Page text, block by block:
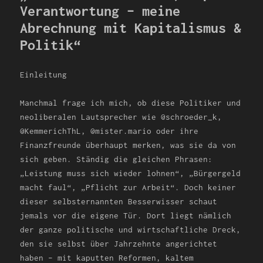
Verantwortung – meine
Abrechnung mit Kapitalismus &
Politik“
Einleitung
Manchmal frage ich mich, ob diese Politiker und
neoliberalen Lautsprecher wie @schroeder_k,
@KemmerichThL, @mister.mario oder ihre
Finanzfreunde überhaupt merken, was sie da von
sich geben. Ständig die gleichen Phrasen:
„Leistung muss sich wieder lohnen“, „Bürgergeld
macht faul“, „Pflicht zur Arbeit“. Doch keiner
dieser selbsternannten Besserwisser schaut
jemals vor die eigene Tür. Dort liegt nämlich
der ganze politische und wirtschaftliche Dreck,
den sie selbst über Jahrzehnte angerichtet
haben – mit kaputten Reformen, kaltem